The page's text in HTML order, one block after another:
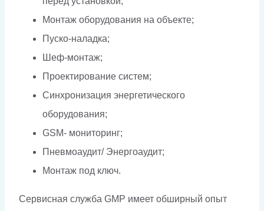
Монтаж оборудования на объекте;
Пуско-наладка;
Шеф-монтаж;
Проектирование систем;
Синхронизация энергетического
оборудования;
GSM- мониторинг;
Пневмоаудит/ Энергоаудит;
Монтаж под ключ.
Сервисная служба GMP имеет обширный опыт